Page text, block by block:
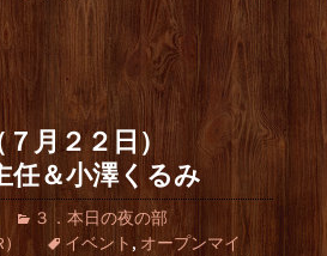
７月２２日）
＆小澤くるみ
３．本日の夜の部
イベント , オープンマイ